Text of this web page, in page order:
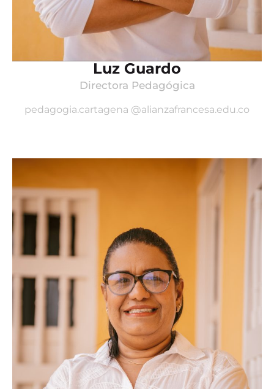
Luz Guardo
Directora Pedagógica
pedagogia.cartagena @alianzafrancesa.edu.co